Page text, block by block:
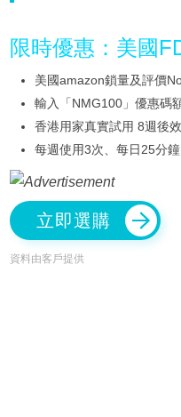
限時優惠：美國
美國amazon鎖量及評價
輸入「NMG100」優惠碼
香港用家真實試用 8週後
每週使用3次、每日25分
立即選購
資料由客戶提供